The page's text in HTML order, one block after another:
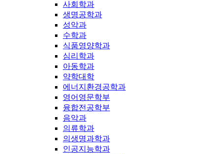
사회학과
생명공학과
성악과
수학과
식품영양학과
심리학과
아동학과
약학대학
에너지환경공학과
영어영문학부
융합전공학부
음악과
의류학과
의생명과학과
인공지능학과